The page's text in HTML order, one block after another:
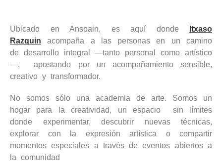
Ubicado en Ansoain, es aquí donde
Itxaso
Razquin
acompaña a las personas en un camino
de desarrollo integral —tanto personal como artístico
—, apostando por un acompañamiento sensible,
creativo y transformador.
No somos sólo una academia de arte. Somos un
hogar para la creatividad, un espacio sin límites
donde experimentar, descubrir nuevas técnicas,
explorar con la expresión artística o compartir
momentos especiales a través de eventos abiertos a
la comunidad